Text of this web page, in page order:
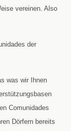
vereinen. Also
der
was wir Ihnen
Comunidades
Dörfern bereits